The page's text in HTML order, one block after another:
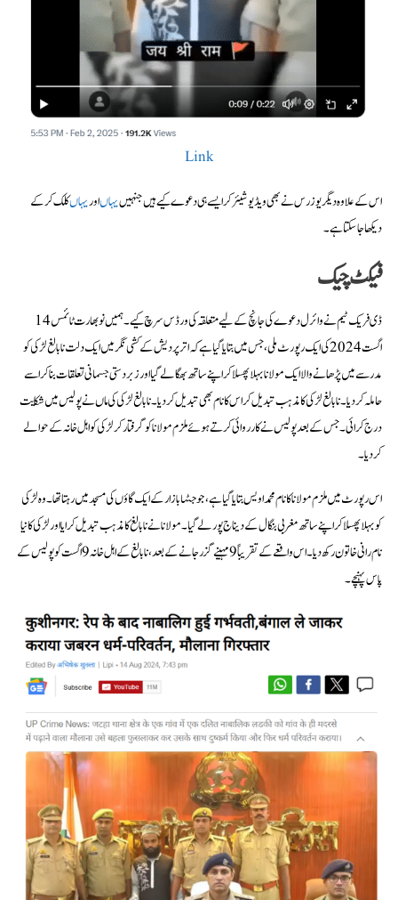
Link
اس کے علاوہ دیگر یوزرس نے بھی ویڈیو شیئر کر ایسے ہی دعوے کیے ہیں جنہیںیہاںاوریہاںکلک کرکے
دیکھا جاسکتا ہے۔
فیکٹ چیک
ڈی فریک ٹیم نے وائرل دعوے کی جانچ کے لیے متعلقہ کی ورڈس سرچ کیے۔ ہمیں نوبھارت ٹائمس 14
اگست 2024 کی ایک رپورٹ ملی، جس میں بتایا گیا ہےکہ اترپردیش کے کشی نگر میں ایک دلت نابالغ لڑکی کو
مدرسے میں پڑھانے والا ایک مولانا بہلا پھسلا کر اپنے ساتھ بھگا لے گیا اور زبردستی جسمانی تعلقات بنا کر اسے
حاملہ کر دیا۔ نابالغ لڑکی کا مذہب تبدیل کر اس کا نام بھی تبدیل کر دیا۔ نابالغ لڑکی کی ماں نے پولیس میں شکایت
درج کرائی۔ جس کے بعد پولیس نے کارروائی کرتے ہوئے ملزم مولانا کو گرفتار کر لڑکی کو اہل خانہ کے حوالے
کر دیا۔
اس رپورٹ میں ملزم مولانا کا نام محمد اویس بتایا گیا ہے، جو جٹہا بازار کے ایک گاؤں کی مسجد میں رہتا تھا۔ وہ لڑکی
کو بہلا پھسلا کر اپنے ساتھ مغربی بنگال کے دیناج پور لے گیا۔ مولانا نے نابالغ کا مذہب تبدیل کرایا اور لڑکی کا نیا
نام رانی خاتون رکھ دیا۔ اس واقعے کے تقریباً 9 مہینے گزر جانے کے بعد، نابالغ کے اہل خانہ 9 اگست کو پولیس کے
پاس پہنچے۔